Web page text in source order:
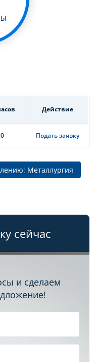
Действие
Подать заявку
Металлургия
сейчас
и сделаем